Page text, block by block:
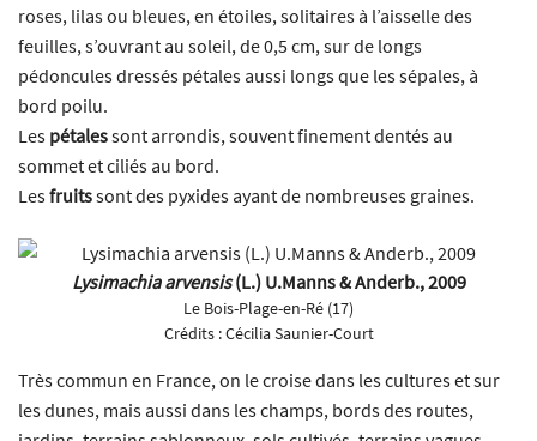
roses, lilas ou bleues, en étoiles, solitaires à l’aisselle des
feuilles, s’ouvrant au soleil, de 0,5 cm, sur de longs
pédoncules dressés pétales aussi longs que les sépales, à
bord poilu.
Les pétalessont arrondis, souvent finement dentés au
sommet et ciliés au bord.
Lesfruitssont des pyxides ayant de nombreuses graines.
Lysimachia arvensis(L.) U.Manns & Anderb., 2009
Le Bois-Plage-en-Ré (17)
Crédits :Cécilia Saunier-Court
Très commun en France, on le croise dans les cultures et sur
les dunes, mais aussi dans les champs, bords des routes,